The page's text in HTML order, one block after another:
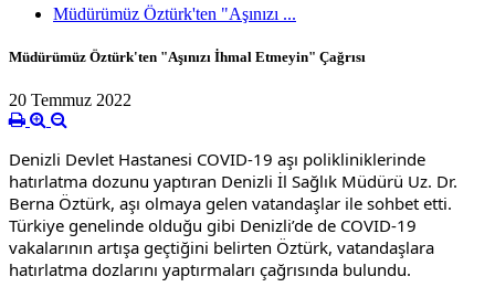
Müdürümüz Öztürk'ten "Aşınızı ...
Müdürümüz Öztürk'ten "Aşınızı İhmal Etmeyin" Çağrısı
20 Temmuz 2022
Denizli Devlet Hastanesi COVID-19 aşı polikliniklerinde
hatırlatma dozunu yaptıran Denizli İl Sağlık Müdürü Uz. Dr.
Berna Öztürk, aşı olmaya gelen vatandaşlar ile sohbet etti.
Türkiye genelinde olduğu gibi Denizli’de de COVID-19
vakalarının artışa geçtiğini belirten Öztürk, vatandaşlara
hatırlatma dozlarını yaptırmaları çağrısında bulundu.